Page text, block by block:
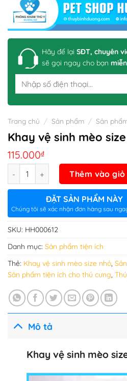
Hãy để lại SĐT, chuyên
sẽ gọi ngay cho bạn
Trang chủ / Sản phẩm / Sản
Khay vệ sinh mèo
115.000₫
Thêm vào
ĐẶT SẢN PHẨM NÀY
Chúng tôi sẽ xác nhận đơn hàng sau
SKU: HH000612
Danh mục: Sản phẩm tiện ích
Thẻ: Khay vệ sinh mèo size nhỏ,
Sản phẩm tiện ích cho thú cưng,
Mô tả
Khay vệ sinh mèo